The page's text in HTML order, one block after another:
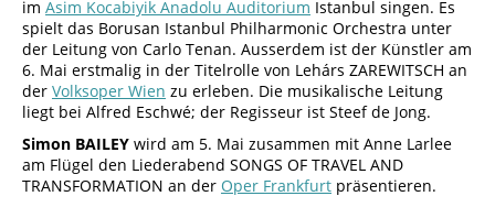
im Asim Kocabiyik Anadolu Auditorium Istanbul singen. Es
spielt das Borusan Istanbul Philharmonic Orchestra unter
der Leitung von Carlo Tenan. Ausserdem ist der Künstler am
6. Mai erstmalig in der Titelrolle von Lehárs ZAREWITSCH an
der Volksoper Wien zu erleben. Die musikalische Leitung
liegt bei Alfred Eschwé; der Regisseur ist Steef de Jong.
Simon BAILEY wird am 5. Mai zusammen mit Anne Larlee
am Flügel den Liederabend SONGS OF TRAVEL AND
TRANSFORMATION an der Oper Frankfurt präsentieren.